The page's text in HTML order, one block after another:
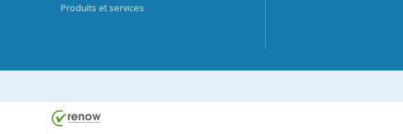
Produits et services